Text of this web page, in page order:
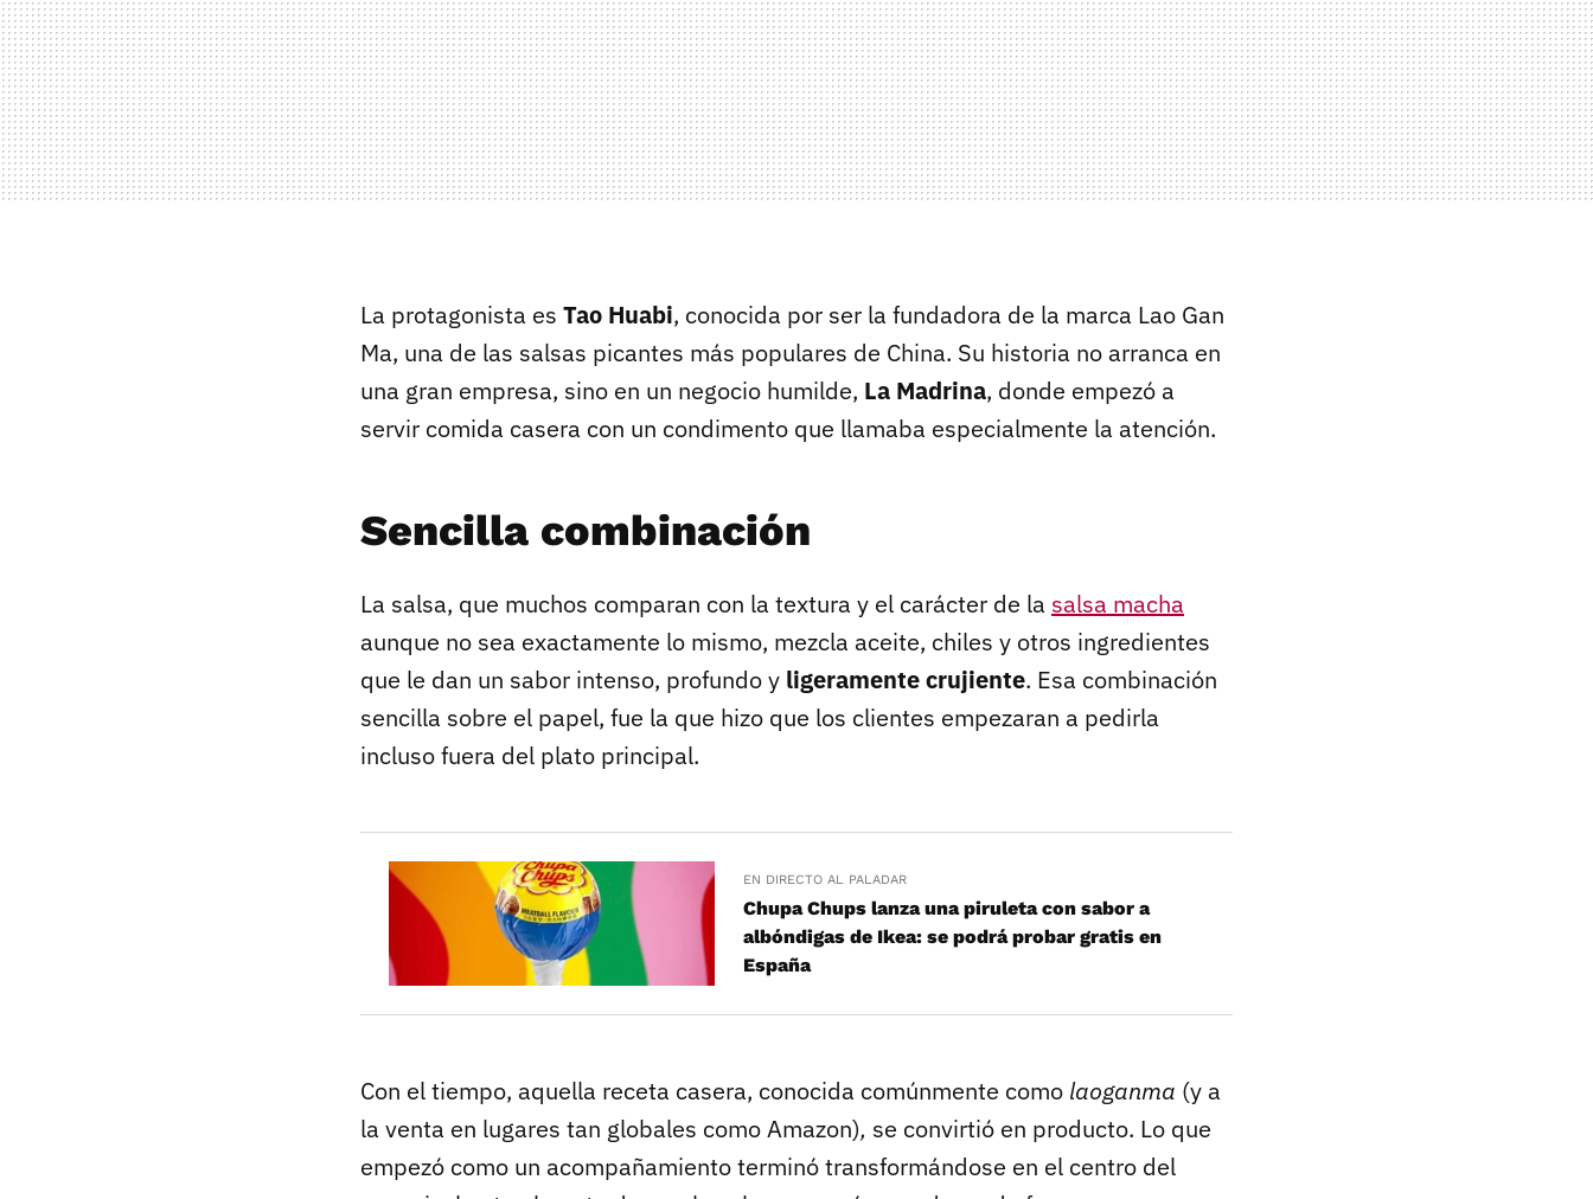
La protagonista es Tao Huabi, conocida por ser la fundadora de la marca Lao Gan
Ma, una de las salsas picantes más populares de China. Su historia no arranca en
una gran empresa, sino en un negocio humilde, La Madrina, donde empezó a
servir comida casera con un condimento que llamaba especialmente la atención.
Sencilla combinación
La salsa, que muchos comparan con la textura y el carácter de la salsa macha
aunque no sea exactamente lo mismo, mezcla aceite, chiles y otros ingredientes
que le dan un sabor intenso, profundo y ligeramente crujiente. Esa combinación
sencilla sobre el papel, fue la que hizo que los clientes empezaran a pedirla
incluso fuera del plato principal.
EN DIRECTO AL PALADAR
Chupa Chups lanza una piruleta con sabor a
albóndigas de Ikea: se podrá probar gratis en
España
Con el tiempo, aquella receta casera, conocida comúnmente como laoganma (y a
la venta en lugares tan globales como Amazon), se convirtió en producto. Lo que
empezó como un acompañamiento terminó transformándose en el centro del